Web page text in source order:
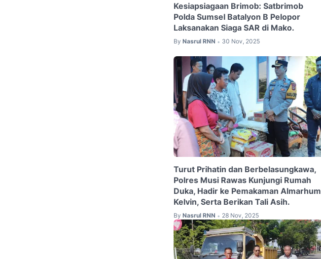
Kesiapsiagaan Brimob: Satbrimob
Polda Sumsel Batalyon B Pelopor
Laksanakan Siaga SAR di Mako.
By Nasrul RNN • 30 Nov, 2025
Turut Prihatin dan Berbelasungkawa,
Polres Musi Rawas Kunjungi Rumah
Duka, Hadir ke Pemakaman Almarhum
Kelvin, Serta Berikan Tali Asih.
By Nasrul RNN • 28 Nov, 2025